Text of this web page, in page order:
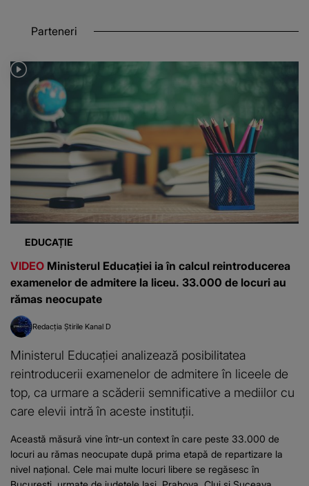
Parteneri
EDUCAȚIE
VIDEO Ministerul Educației ia în calcul reintroducerea
examenelor de admitere la liceu. 33.000 de locuri au
rămas neocupate
Redacția Știrile Kanal D
Ministerul Educației analizează posibilitatea
reintroducerii examenelor de admitere în liceele de
top, ca urmare a scăderii semnificative a mediilor cu
care elevii intră în aceste instituții.
Această măsură vine într-un context în care peste 33.000 de
locuri au rămas neocupate după prima etapă de repartizare la
nivel național. Cele mai multe locuri libere se regăsesc în